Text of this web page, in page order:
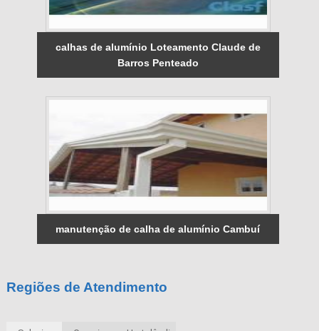
calhas de alumínio Loteamento Claude de
Barros Penteado
manutenção de calha de alumínio Cambuí
Regiões de Atendimento